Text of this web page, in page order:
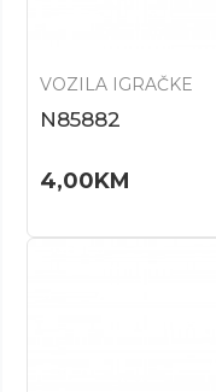
VOZILA IGRAČKE
N85882
4,00KM